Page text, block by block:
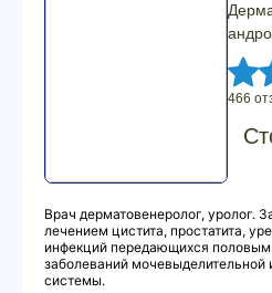
466
Врач дерматовенеролог, уролог.
лечением цистита, простатита,
инфекций передающихся половым
заболеваний
системы.